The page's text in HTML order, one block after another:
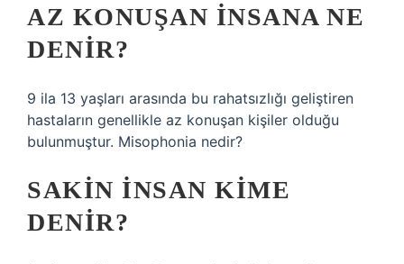
AZ KONUŞAN INSANA NE
DENIR?
9 ila 13 yaşları arasında bu rahatsızlığı geliştiren
hastaların genellikle az konuşan kişiler olduğu
bulunmuştur. Misophonia nedir?
SAKIN INSAN KIME
DENIR?